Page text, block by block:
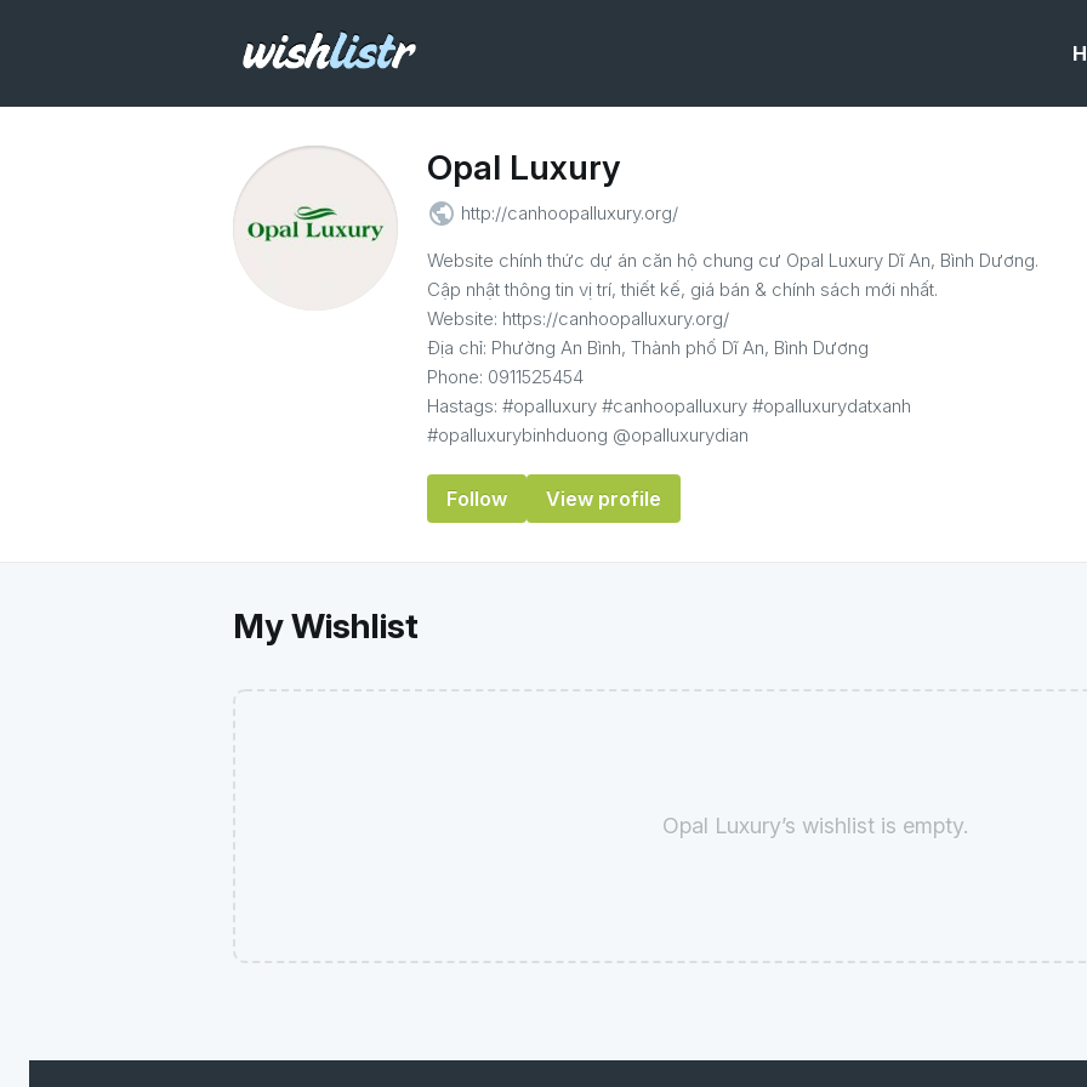
Opal Luxury
public http://canhoopalluxury.org/
Website chính thức dự án căn hộ chung cư Opal Luxury Dĩ An, Bình Dương.
Cập nhật thông tin vị trí, thiết kế, giá bán & chính sách mới nhất.
Website: https://canhoopalluxury.org/
Địa chỉ: Phường An Bình, Thành phố Dĩ An, Bình Dương
Phone: 0911525454
Hastags: #opalluxury #canhoopalluxury #opalluxurydatxanh
#opalluxurybinhduong @opalluxurydian
Follow View profile
My Wishlist
Opal Luxury’s wishlist is empty.